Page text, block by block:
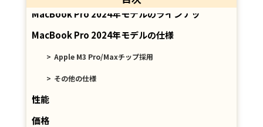
MacBook Pro 2024年モデルのラインナップ
MacBook Pro 2024年モデルの仕様
Apple M3 Pro/Maxチップ採用
その他の仕様
性能
価格